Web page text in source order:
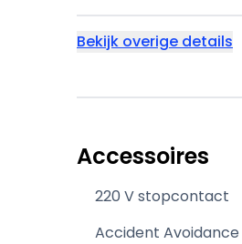
Bekijk overige details
Accessoires
220 V stopcontact
Accident